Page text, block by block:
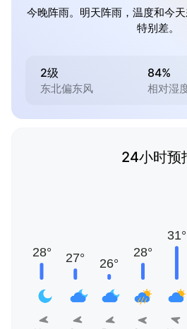
今晚阵雨。明天阵雨，温度和今
特别差。
2级
东北偏东风
84%
相对湿
24小时预